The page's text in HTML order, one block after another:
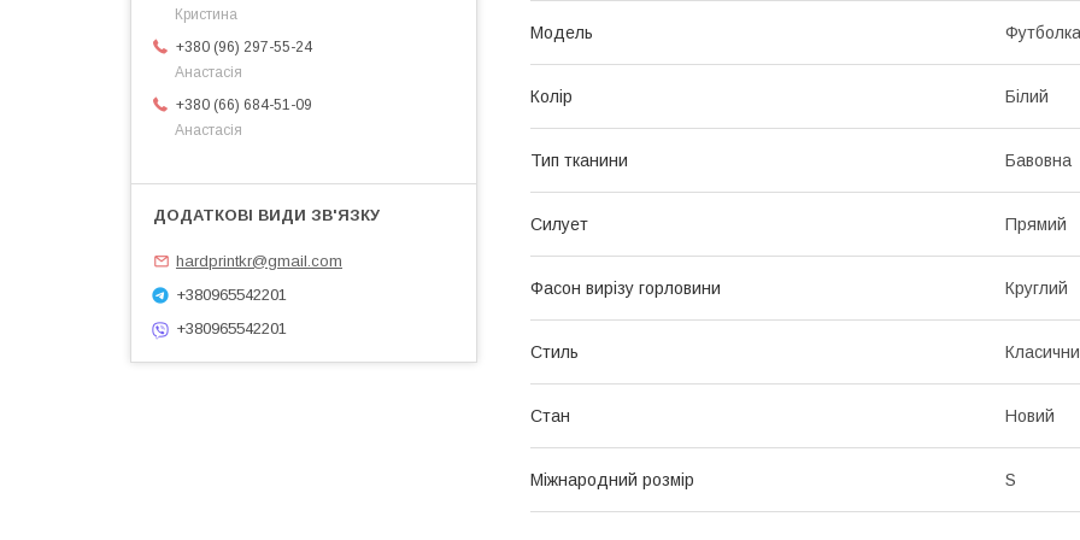
Модель Футболка
Колір Білий
Тип тканини Бавовна
Силует Прямий
Фасон вирізу горловини Круглий
Стиль
Стан Новий
Міжнародний розмір S
Кристина
+380 (96) 297-55-24
Анастасія
+380 (66) 684-51-09
Анастасія
hardprintkr@gmail.com
+380965542201
+380965542201